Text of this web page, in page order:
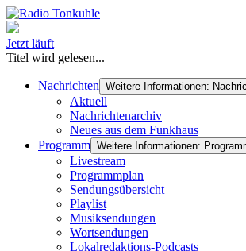
Jetzt läuft
Titel wird gelesen...
Nachrichten Weitere Informationen:
Aktuell
Nachrichtenarchiv
Neues aus dem Funkhaus
Programm Weitere Informationen:
Livestream
Programmplan
Sendungsübersicht
Playlist
Musiksendungen
Wortsendungen
Lokalredaktions-Podcasts